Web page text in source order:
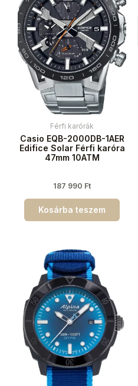
Férfi karórák
Casio EQB-2000DB-1AER
Edifice Solar Férfi karóra
47mm 10ATM
187 990 Ft
Kosárba teszem